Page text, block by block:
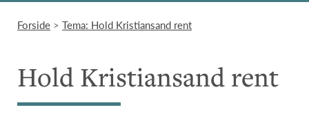
Forside > Tema: Hold Kristiansand rent
Hold Kristiansand rent